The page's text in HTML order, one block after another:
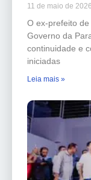
11 de maio de 2026
O ex-prefeito
Governo da
continuidade e
iniciadas
Leia mais »